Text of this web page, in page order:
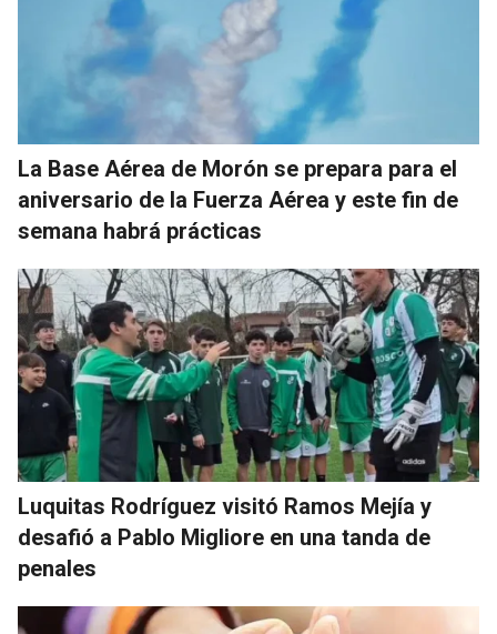
La Base Aérea de Morón se prepara para el
aniversario de la Fuerza Aérea y este fin de
semana habrá prácticas
Luquitas Rodríguez visitó Ramos Mejía y
desafió a Pablo Migliore en una tanda de
penales